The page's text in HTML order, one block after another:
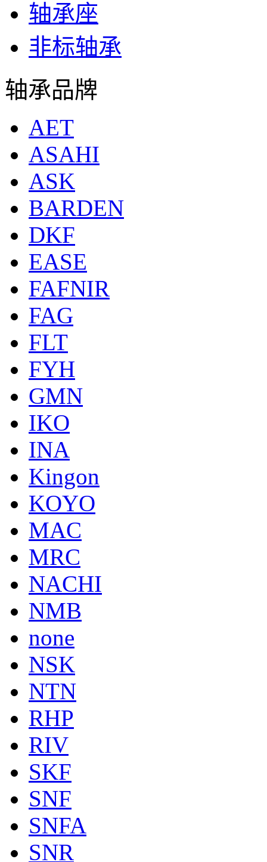
轴承座
非标轴承
轴承品牌
AET
ASAHI
ASK
BARDEN
DKF
EASE
FAFNIR
FAG
FLT
FYH
GMN
IKO
INA
Kingon
KOYO
MAC
MRC
NACHI
NMB
none
NSK
NTN
RHP
RIV
SKF
SNF
SNFA
SNR